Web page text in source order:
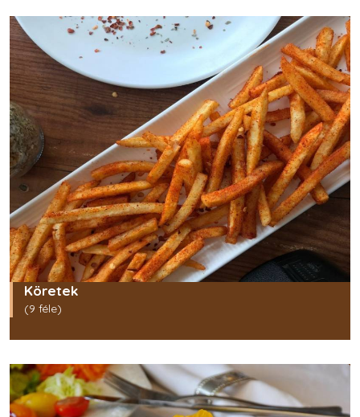
Köretek
(9 féle)